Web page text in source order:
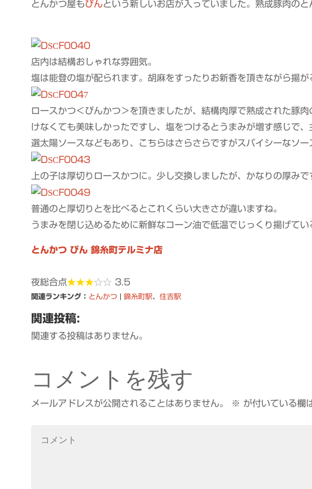
とんかつ屋もぴんという新しいお店が入っていました。熟成豚肉の
店内は結構おしゃれな雰囲気。
塩は能登の塩が配られます。胡麻をすったりお新香を頂きながら揚が
ロースかつ＜ぴんかつ＞を頂きましたが、結構肉厚で熟成された豚
けなくても美味しかったですし、塩をつけるとうまみが増す感じで
選太陽ソースなどもあり、こちらはさらさらですがスパイシーなソー
上の子は厚切りロースかつに。少し交換しましたが、かなりの厚み
普通のと厚切りとを比べるとこれくらい大きさが違いますね。
うまみを閉じ込めるために新鮮なコーン油で低温でじっくり揚げてい
とんかつ ぴん 錦糸町テルミナ店
夜総合点★★★☆☆ 3.5
関連ランキング： とんかつ 錦糸町駅、 住吉駅
関連投稿:
関連する投稿はありません。
コメントを残す
メールアドレスが公開されることはありません。 ※ が付いている欄